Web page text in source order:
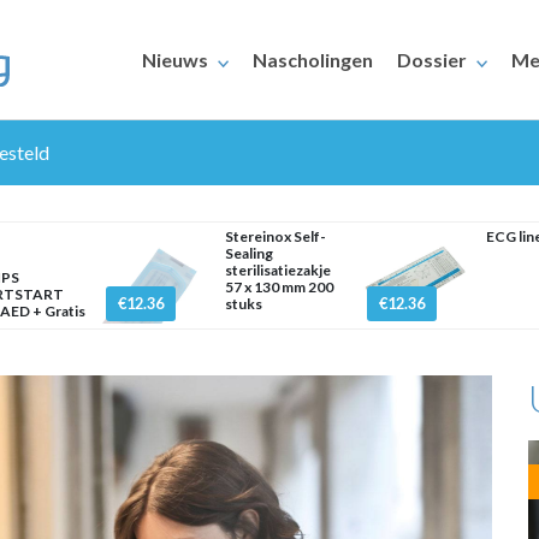
Nieuws Nascholingen Dossier
+ Gratis
€12.36
Stereinox Self-
Sealing
sterilisatiezakje
57 x 130 mm 200
stuks
€12.36
ECG